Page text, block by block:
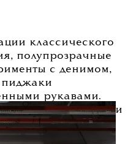
классического
полупрозрачные
с денимом,
рукавами.
коллаборации
студентам
для